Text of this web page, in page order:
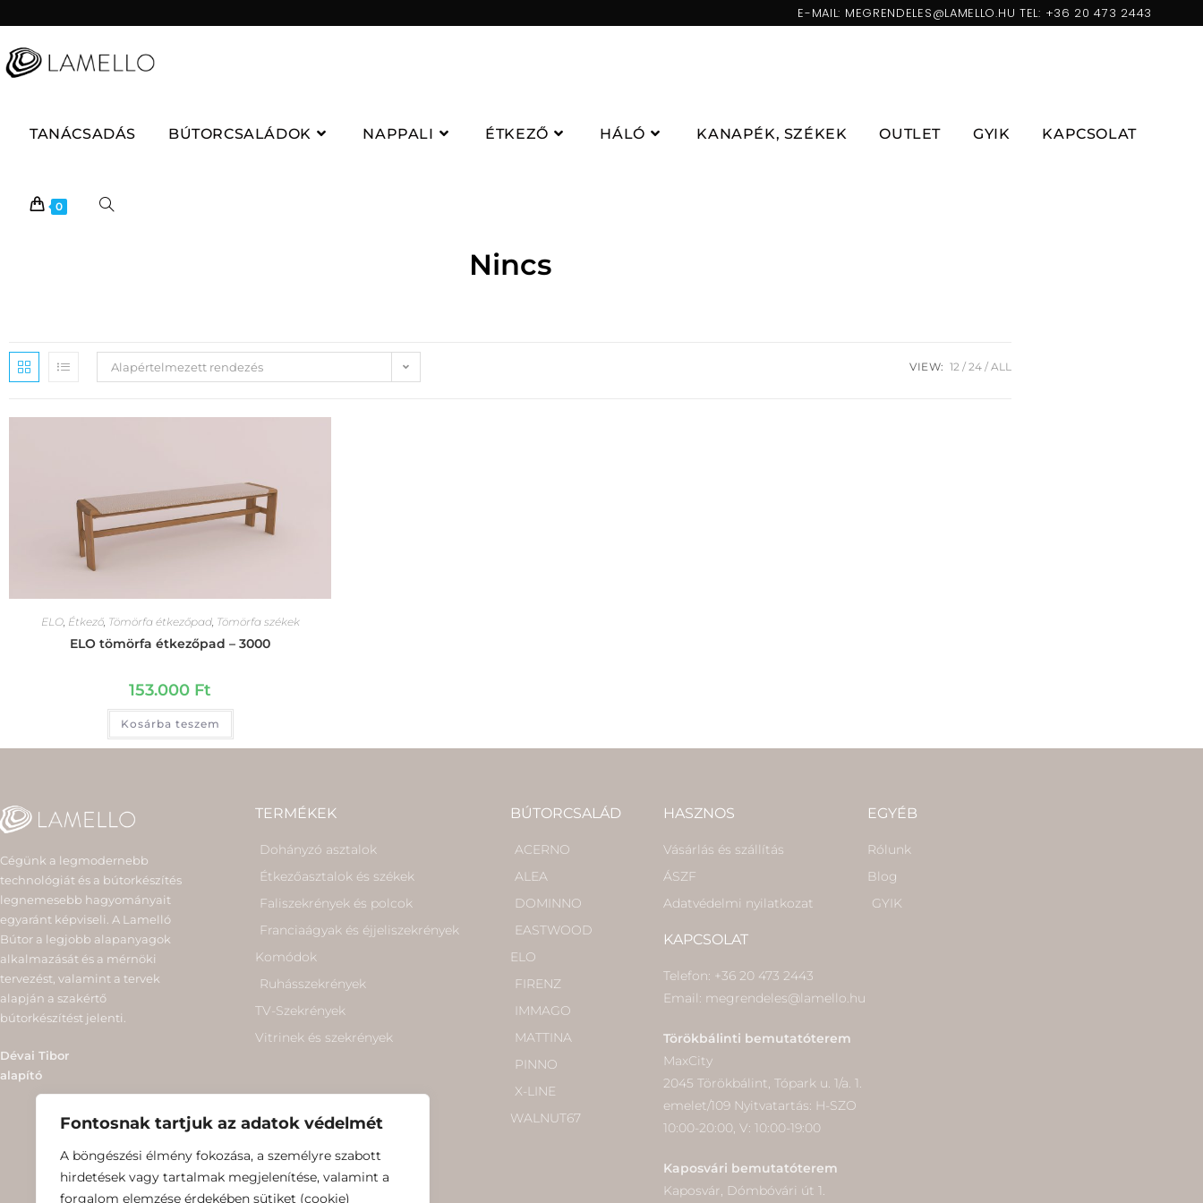
Fontosnak tartjuk az adatok védelmét
A böngészési élmény fokozása, a személyre szabott
hirdetések vagy tartalmak megjelenítése, valamint a
forgalom elemzése érdekében sütiket (cookie)
E-MAIL: MEGRENDELES@LAMELLO.HU TEL: +36 20 473 2443
TANÁCSADÁS BÚTORCSALÁDOK NAPPALI ÉTKEZŐ HÁLÓ KANAPÉK, SZÉKEK OUTLET GYIK KAPCSOLAT
0
Nincs
Alapértelmezett rendezés VIEW: 12 24 ALL
ELO, Étkező, Tömörfa étkezőpad, Tömörfa székek
ELO tömörfa étkezőpad – 3000
153.000 Ft
Kosárba teszem
Cégünk a legmodernebb
technológiát és a bútorkészítés
legnemesebb hagyományait
egyaránt képviseli. A Lamelló
Bútor a legjobb alapanyagok
alkalmazását és a mérnöki
tervezést, valamint a tervek
alapján a szakértő
bútorkészítést jelenti.
Dévai Tibor
alapító
TERMÉKEK
Dohányzó asztalok
Étkezőasztalok és székek
Faliszekrények és polcok
Franciaágyak és éjjeliszekrények
Komódok
Ruhásszekrények
TV-Szekrények
Vitrinek és szekrények
BÚTORCSALÁD
ACERNO
ALEA
DOMINNO
EASTWOOD
ELO
FIRENZ
IMMAGO
MATTINA
PINNO
X-LINE
WALNUT67
HASZNOS
Vásárlás és szállítás
ÁSZF
Adatvédelmi nyilatkozat
KAPCSOLAT
Telefon: +36 20 473 2443
Email: megrendeles@lamello.hu
Törökbálinti bemutatóterem
MaxCity
2045 Törökbálint, Tópark u. 1/a. 1.
emelet/109 Nyitvatartás: H-SZO
10:00-20:00, V: 10:00-19:00
Kaposvári bemutatóterem
Kaposvár, Dómbóvári út 1.
EGYÉB
Rólunk
Blog
GYIK